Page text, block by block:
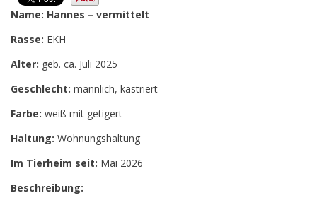
Name: Hannes – vermittelt
Rasse: EKH
Alter: geb. ca. Juli 2025
Geschlecht: männlich, kastriert
Farbe: weiß mit getigert
Haltung: Wohnungshaltung
Im Tierheim seit: Mai 2026
Beschreibung: